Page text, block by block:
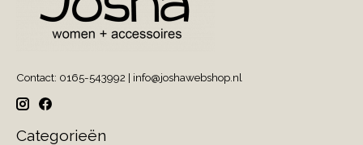
Contact: 0165-543992 | info@joshawebshop.nl
Categorieën